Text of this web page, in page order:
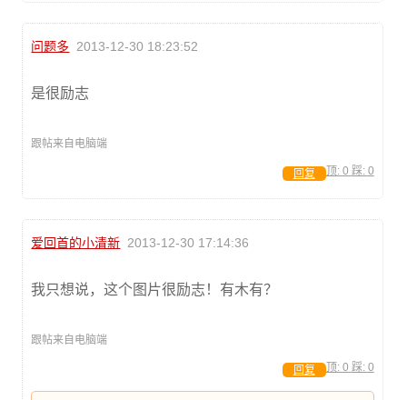
问题多 2013-12-30 18:23:52
是很励志
跟帖来自电脑端
顶: 0 踩: 0
回复
爱回首的小清新 2013-12-30 17:14:36
我只想说，这个图片很励志！有木有？
跟帖来自电脑端
顶: 0 踩: 0
回复